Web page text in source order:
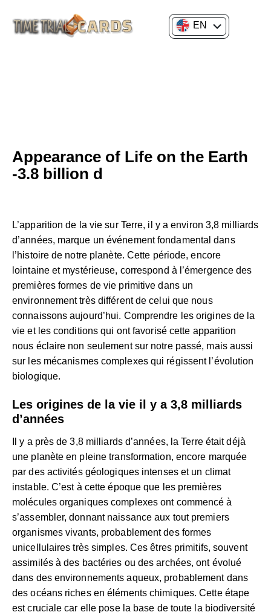
EN
Appearance of Life on the Earth
-3.8 billion d
L’apparition de la vie sur Terre, il y a environ 3,8 milliards
d’années, marque un événement fondamental dans
l’histoire de notre planète. Cette période, encore
lointaine et mystérieuse, correspond à l’émergence des
premières formes de vie primitive dans un
environnement très différent de celui que nous
connaissons aujourd’hui. Comprendre les origines de la
vie et les conditions qui ont favorisé cette apparition
nous éclaire non seulement sur notre passé, mais aussi
sur les mécanismes complexes qui régissent l’évolution
biologique.
Les origines de la vie il y a 3,8 milliards
d’années
Il y a près de 3,8 milliards d’années, la Terre était déjà
une planète en pleine transformation, encore marquée
par des activités géologiques intenses et un climat
instable. C’est à cette époque que les premières
molécules organiques complexes ont commencé à
s’assembler, donnant naissance aux tout premiers
organismes vivants, probablement des formes
unicellulaires très simples. Ces êtres primitifs, souvent
assimilés à des bactéries ou des archées, ont évolué
dans des environnements aqueux, probablement dans
des océans riches en éléments chimiques. Cette étape
est cruciale car elle pose la base de toute la biodiversité